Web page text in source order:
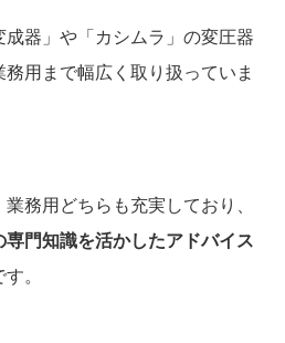
器」や「カシムラ」の変圧器
用まで幅広く取り扱っていま
務用どちらも充実しており、
門知識を活かしたアドバイス
。